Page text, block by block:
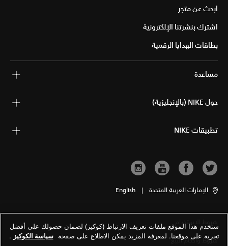
ابحث عن متجر
اشترك بنشرتنا الإلكترونية
بطاقات الهدايا الرقمية
مساعدة
حول NIKE (بالإنجليزية)
تطبيقات NIKE
الإمارات العربية المتحدة |
English
شروط الاستخدام
شروط وأحكام البيع
ستخدم هذا الموقع ملفات تعريف الارتباط (كوكيز) لضمان حصولك على أفضل
تجربة على موقعنا. لمعرفة المزيد يمكن الاطلاع على صفحة سياسة الكوكيز .